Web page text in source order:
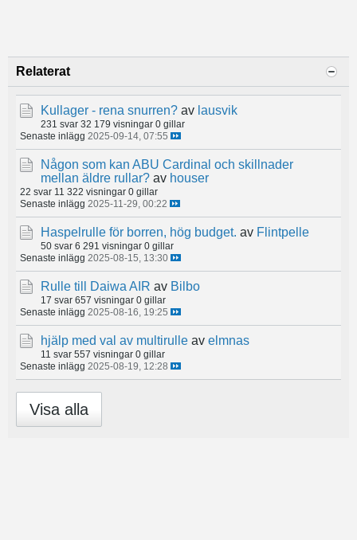
Relaterat
Kullager - rena snurren? av lausvik
231 svar 32 179 visningar 0 gillar
Senaste inlägg 2025-09-14, 07:55
Någon som kan ABU Cardinal och skillnader
mellan äldre rullar? av houser
22 svar 11 322 visningar 0 gillar
Senaste inlägg 2025-11-29, 00:22
Haspelrulle för borren, hög budget. av Flintpelle
50 svar 6 291 visningar 0 gillar
Senaste inlägg 2025-08-15, 13:30
Rulle till Daiwa AIR av Bilbo
17 svar 657 visningar 0 gillar
Senaste inlägg 2025-08-16, 19:25
hjälp med val av multirulle av elmnas
11 svar 557 visningar 0 gillar
Senaste inlägg 2025-08-19, 12:28
Visa alla